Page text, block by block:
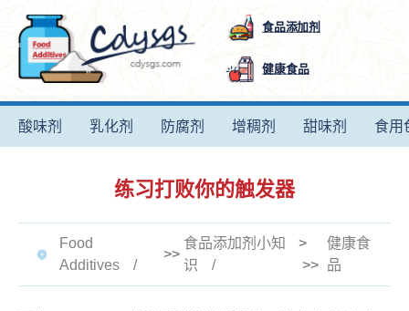
食品添加剂
健康食品
酸味剂 乳化剂 防腐剂 增稠剂 甜味剂 食用
练习打败你的触发器
Food
Additives
>>
食品添加剂小知
识
>
>>
健康食
品